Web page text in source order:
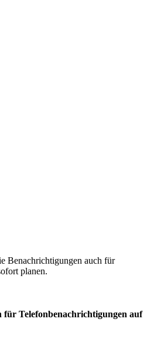
Benachrichtigungen auch für
planen.
Telefonbenachrichtigungen auf